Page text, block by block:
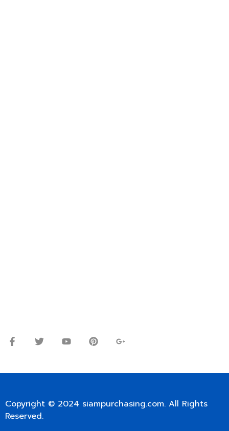
Copyright © 2024 siampurchasing.com. All Rights
Reserved.